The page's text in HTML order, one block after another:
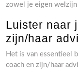
zowel je eigen welzijn
Luister naar
zijn/haar
Het is van essentieel
coach en zijn/haar